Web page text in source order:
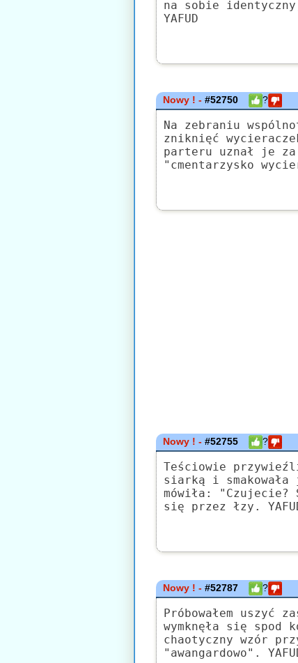
na sobie
YAFUD
Nowy ! -#52750 ?
Na zebraniu
zniknięć
parteru uznał je
"cmentarzysko
Nowy ! -#52755 ?
Teściowie
siarką i
mówiła: "Czujecie?
się przez łzy.
Nowy ! -#52787 ?
Próbowałem uszyć
wymknęła się
chaotyczny wzór
"awangardowo".